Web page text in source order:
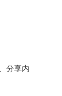
分享内